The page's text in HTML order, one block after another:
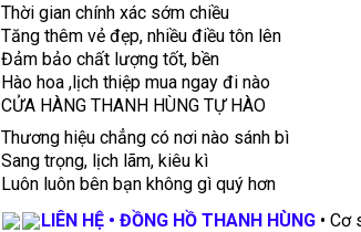
Thời gian chính xác sớm chiều
Tăng thêm vẻ đẹp, nhiều điều tôn lên
Đảm bảo chất lượng tốt, bền
Hào hoa ,lịch thiệp mua ngay đi nào
CỬA HÀNG THANH HÙNG TỰ HÀO
Thương hiệu chẳng có nơi nào sánh bì
Sang trọng, lịch lãm, kiêu kì
Luôn luôn bên bạn không gì quý hơn
LIÊN HỆ • ĐỒNG HỒ THANH HÙNG• Cơ